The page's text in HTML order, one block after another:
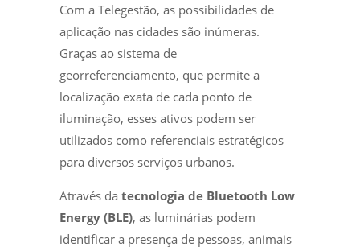
Com a Telegestão, as possibilidades de
aplicação nas cidades são inúmeras.
Graças ao sistema de
georreferenciamento, que permite a
localização exata de cada ponto de
iluminação, esses ativos podem ser
utilizados como referenciais estratégicos
para diversos serviços urbanos.
Através da tecnologia de Bluetooth Low
Energy (BLE), as luminárias podem
identificar a presença de pessoas, animais